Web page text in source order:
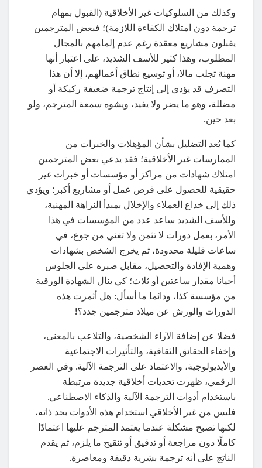
وكذلك من السلوكيات غير الأخلاقية (القبول بمهام
ترجمة دون امتلاك الكفاءة اللازمة)؛ فبعض المترجمين
يقبلون مشاريع معقدة رغم عدم إلمامهم بالمجال
المطلوب، وهذا كثير للأسف الشديد، على اعتبار أنها
مهنة تجلب مالا، أو توسيع نطاق أعمالهم، إلا أن هذا
التصرف قد يؤدي إلى إنتاج ترجمة ضعيفة ركيكة أو
مضللة، وهو ما يضر ولا يفيد، ويشوه سمعة المترجم، ولو
بعد حين.
كما يُعد التضليل بشأن المؤهلات والخبرات من
الممارسات غير الأخلاقية؛ فقد يدعي بعض المترجمين
امتلاك شهادات من مراكز أو مؤسسات أو خبرات غير
حقيقية للحصول على فرص عمل أو مشاريع أكبر؛ ويؤدي
ذلك إلى خداع العملاء والإخلال بمبدأ النزاهة المهنية،
وللأسف الشديد ساعد عدد من المؤسسات في هذا
الأمر، بعمل دورات لا تثمن ولا تغني من جوع، في
ساعات قليلة محدودة، ثم يخرج الشخص بشهادات
وهمية الإفادة والتحصيل، مقابل صبره على الجلوس
أحيانا مقدار ساعتين أو ثلاث؛ كي ينال الشهادة الورقية
من مؤسسة كذا، ودائما ما أسأل: هل أثمرت هذه
الدورات والورش عن ميلاد مترجمين جدد؟!
فضلا عن إضافة الآراء الشخصية، والتلاعب بالمعنى،
وإخفاء الحقائق الثقافية، والتأثيرات الاجتماعية
والأيديولوجية، والاعتماد على الترجمة الآلية. وفي العصر
الرقمي، ظهرت تحديات أخلاقية جديدة مرتبطة
باستخدام أدوات الترجمة الآلية والذكاء الاصطناعي.
فليس من غير الأخلاقي استخدام هذه الأدوات بحد ذاته،
لكنها تصبح مشكلة عندما يعتمد المترجم عليها اعتمادًا
كاملًا دون مراجعة أو تدقيق أو تنقيح ما يلزم، ثم يقدم
الناتج على أنه ترجمة بشرية دقيقة ومعاصرة.